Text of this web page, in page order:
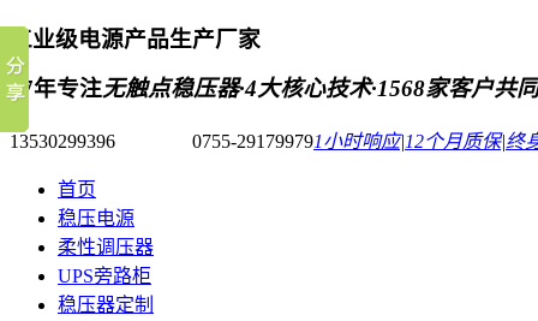
工业级电源产品生产厂家
17年专注无触点稳压器·4大核心技术·1568家客户共
13530299396 0755-291799791小时响应|12个月质保|终
首页
稳压电源
柔性调压器
UPS旁路柜
稳压器定制